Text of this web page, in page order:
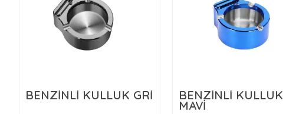
BENZİNLİ KÜLLÜK GRİ BENZİNLİ KÜLLÜK
MAVİ